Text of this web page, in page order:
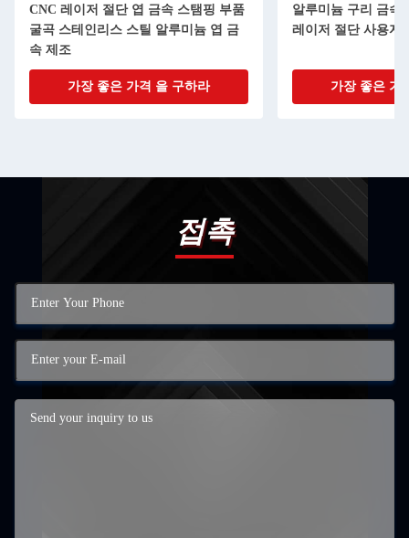
CNC 레이저 절단 엽 금속 스탬핑 부품
굴곡 스테인리스 스틸 알루미늄 엽 금
속 제조
가장 좋은 가격 을 구하라
알루미늄 구리 금속
레이저 절단 사용자
가장 좋은 가
접촉